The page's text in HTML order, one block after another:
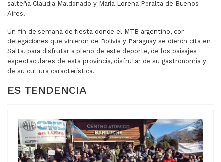
salteña Claudia Maldonado y María Lorena Peralta de Buenos
Aires.
Un fin de semana de fiesta donde el MTB argentino, con
delegaciones que vinieron de Bolivia y Paraguay se dieron cita en
Salta, para disfrutar a pleno de este deporte, de los paisajes
espectaculares de esta provincia, disfrutar de su gastronomía y
de su cultura característica.
ES TENDENCIA